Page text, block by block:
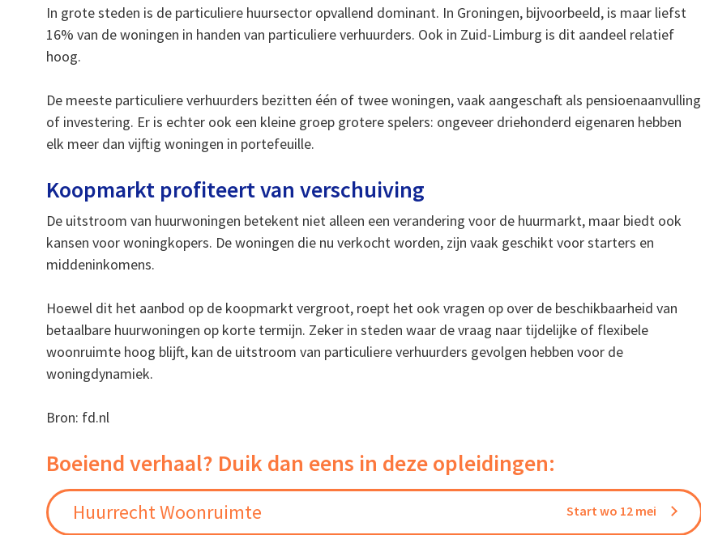
In grote steden is de particuliere huursector opvallend dominant. In Groningen, bijvoorbeeld, is maar liefst
16% van de woningen in handen van particuliere verhuurders. Ook in Zuid-Limburg is dit aandeel relatief
hoog.
De meeste particuliere verhuurders bezitten één of twee woningen, vaak aangeschaft als pensioenaanvulling
of investering. Er is echter ook een kleine groep grotere spelers: ongeveer driehonderd eigenaren hebben
elk meer dan vijftig woningen in portefeuille.
Koopmarkt profiteert van verschuiving
De uitstroom van huurwoningen betekent niet alleen een verandering voor de huurmarkt, maar biedt ook
kansen voor woningkopers. De woningen die nu verkocht worden, zijn vaak geschikt voor starters en
middeninkomens.
Hoewel dit het aanbod op de koopmarkt vergroot, roept het ook vragen op over de beschikbaarheid van
betaalbare huurwoningen op korte termijn. Zeker in steden waar de vraag naar tijdelijke of flexibele
woonruimte hoog blijft, kan de uitstroom van particuliere verhuurders gevolgen hebben voor de
woningdynamiek.
Bron: fd.nl
Boeiend verhaal? Duik dan eens in deze opleidingen:
Huurrecht Woonruimte Start wo 12 mei